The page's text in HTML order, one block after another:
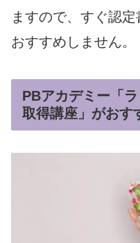
ますので、すぐ認
おすすめしません。
PBアカデミー「
取得講座」がおす